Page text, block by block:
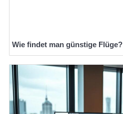
Wie findet man günstige Flüge?